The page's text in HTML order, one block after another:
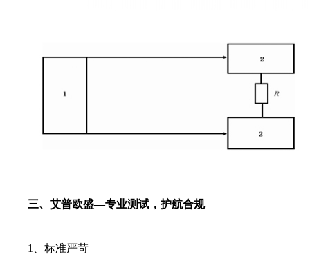
三、艾普欧盛—专业测试，护航合规
1、标准严苛